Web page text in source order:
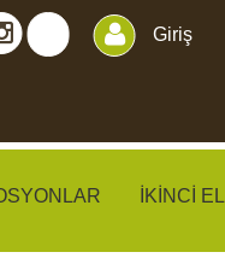
Giriş
İKINCI EL